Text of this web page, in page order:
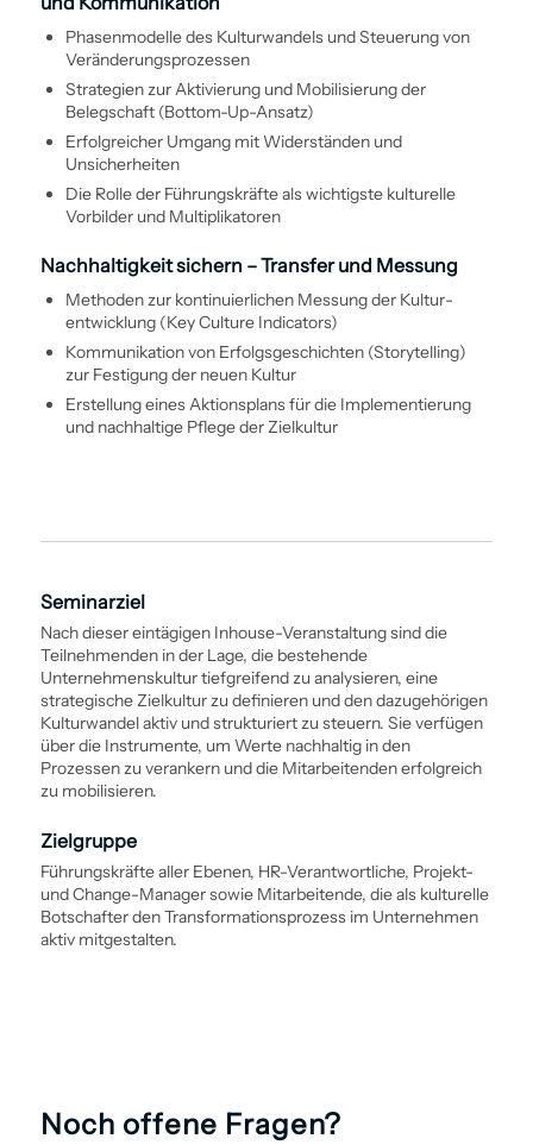
Phasenmodelle des Kulturwandels und Steuerung von
Veränderungs­prozessen
Strategien zur Aktivierung und Mobilisierung der
Belegschaft (Bottom-Up-Ansatz)
Erfolgreicher Umgang mit Widerständen und
Unsicherheiten
Die Rolle der Führungskräfte als wichtigste kulturelle
Vorbilder und Multiplikatoren
Nachhaltigkeit sichern – Transfer und Messung
Methoden zur kontinuierlichen Messung der Kultur­
entwicklung (Key Culture Indicators)
Kommunikation von Erfolgsgeschichten (Storytelling)
zur Festigung der neuen Kultur
Erstellung eines Aktionsplans für die Implementierung
und nachhaltige Pflege der Zielkultur
Seminarziel
Nach dieser eintägigen Inhouse-Veranstaltung sind die
Teilnehmenden in der Lage, die bestehende
Unternehmenskultur tiefgreifend zu analysieren, eine
strategische Zielkultur zu definieren und den dazugehörigen
Kulturwandel aktiv und strukturiert zu steuern. Sie verfügen
über die Instrumente, um Werte nachhaltig in den
Prozessen zu verankern und die Mitarbeitenden erfolgreich
zu mobilisieren.
Zielgruppe
Führungskräfte aller Ebenen, HR-Verantwortliche, Projekt-
und Change-Manager sowie Mitarbeitende, die als kulturelle
Botschafter den Transformations­prozess im Unternehmen
aktiv mitgestalten.
Noch offene Fragen?